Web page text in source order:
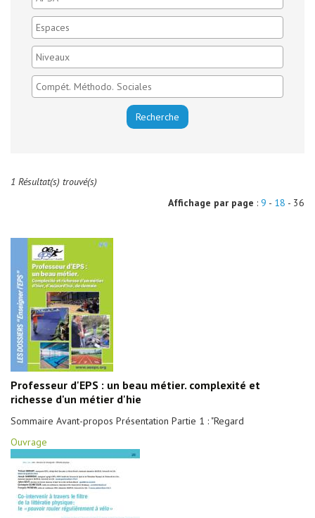
1 Résultat(s) trouvé(s)
Affichage par page : 9 - 18 - 36
Professeur d'EPS : un beau métier. complexité et
richesse d'un métier d'hie
Sommaire Avant-propos Présentation Partie 1 : "Regard
Ouvrage